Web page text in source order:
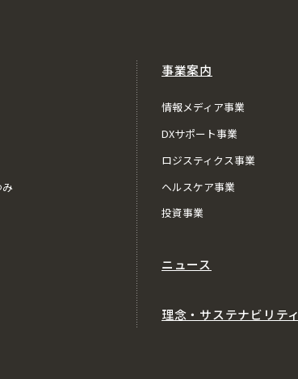
事業案内
情報メディア事業
DXサポート事業
ロジスティクス事業
ヘルスケア事業
投資事業
ニュース
理念・サステナビリティ